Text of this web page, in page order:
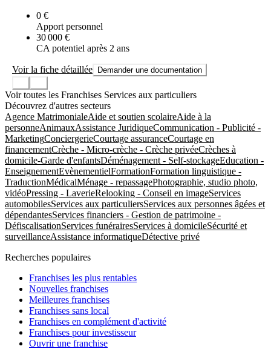
0 €
Apport personnel
30 000 €
CA potentiel après 2 ans
Voir la fiche détaillée Demander une documentation
Voir toutes les Franchises Services aux particuliers
Découvrez d'autres secteurs
Agence MatrimonialeAide et soutien scolaireAide à la
personneAnimauxAssistance JuridiqueCommunication - Publicité -
MarketingConciergerieCourtage assuranceCourtage en
financementCrèche - Micro-crèche - Crèche privéeCrèches à
domicile-Garde d'enfantsDéménagement - Self-stockageEducation -
EnseignementEvènementielFormationFormation linguistique -
TraductionMédicalMénage - repassagePhotographie, studio photo,
vidéoPressing - LaverieRelooking - Conseil en imageServices
automobilesServices aux particuliersServices aux personnes âgées et
dépendantesServices financiers - Gestion de patrimoine -
DéfiscalisationServices funérairesServices à domicileSécurité et
surveillanceAssistance informatiqueDétective privé
Recherches populaires
Franchises les plus rentables
Nouvelles franchises
Meilleures franchises
Franchises sans local
Franchises en complément d'activité
Franchises pour investisseur
Ouvrir une franchise